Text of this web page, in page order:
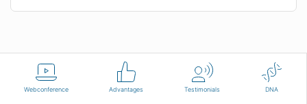
Webconference Advantages Testimonials DNA
English Terms of use Contact us